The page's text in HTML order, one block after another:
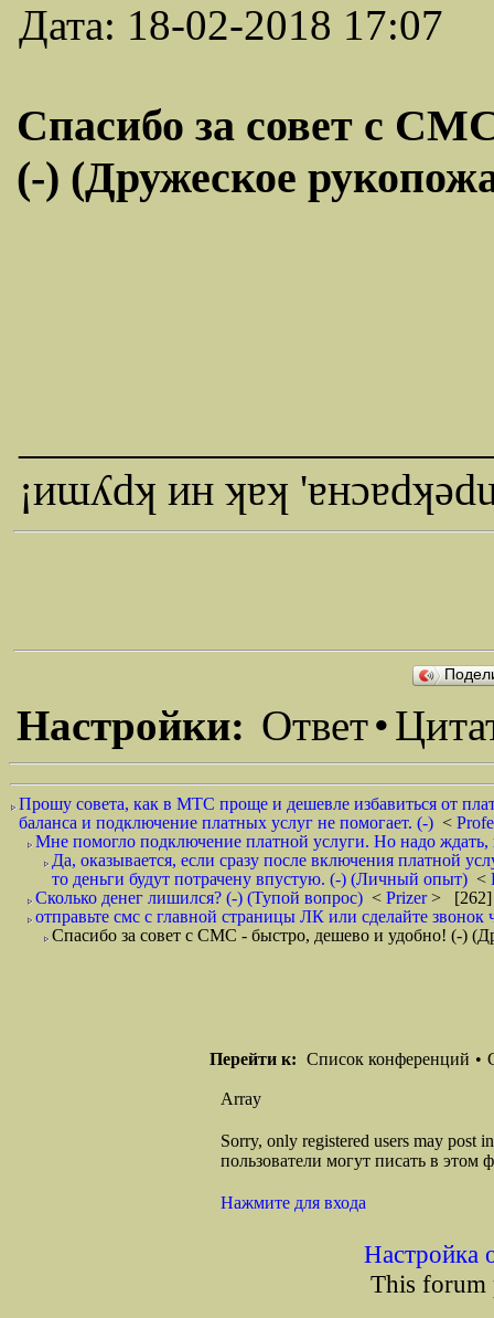
Дата: 18-02-2018 17:07
Спасибо за совет с
(-) (Дружеское
¡иɯʎdʞ ин ʞɐʞ
Настройки: Ответ•
Прошу совета, как в МТС проще и дешевле избавиться от
баланса и подключение платных услуг не помогает. (-) <
Мне помогло подключение платной услуги. Но надо ждать,
Да, оказывается, если сразу после включения платной
то деньги будут потрачену впустую. (-) (Личный опыт) <
Сколько денег лишился? (-) (Тупой вопрос) < Prizer> [262]
отправьте смс с главной страницы ЛК или сделайте звонок
Спасибо за совет с СМС - быстро, дешево и удобно! (-)
Перейти к: Список конференций •
Array
Sorry, only registered users may post
пользователи могут писать в этом
Нажмите для входа
Настройка
This